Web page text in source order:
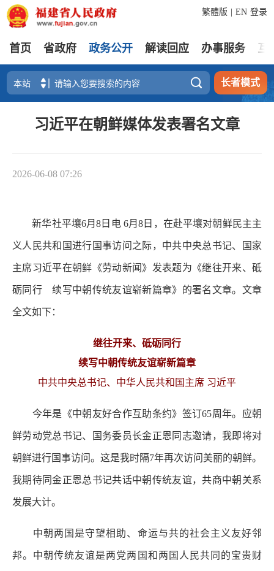
登录
繁體版 EN
首页 省政府 政务公开 解读回应 办事服务 互
 长者模式
习近平在朝鲜媒体发表署名文章
2026-06-08 07:26
新华社平壤6月8日电 6月8日，在赴平壤对朝鲜民主主
义人民共和国进行国事访问之际，中共中央总书记、国家
主席习近平在朝鲜《劳动新闻》发表题为《继往开来、砥
砺同行 续写中朝传统友谊崭新篇章》的署名文章。文章
全文如下：
继往开来、砥砺同行
续写中朝传统友谊崭新篇章
中共中央总书记、中华人民共和国主席 习近平
今年是《中朝友好合作互助条约》签订65周年。应朝
鲜劳动党总书记、国务委员长金正恩同志邀请，我即将对
朝鲜进行国事访问。这是我时隔7年再次访问美丽的朝鲜。
我期待同金正恩总书记共话中朝传统友谊，共商中朝关系
发展大计。
中朝两国是守望相助、命运与共的社会主义友好邻
邦。中朝传统友谊是两党两国和两国人民共同的宝贵财